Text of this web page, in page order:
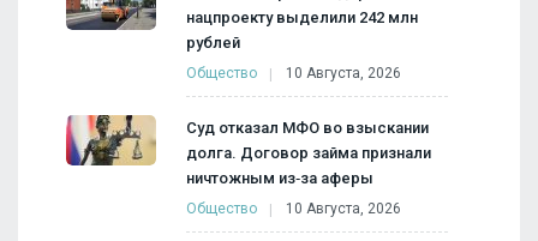
нацпроекту выделили 242 млн
рублей
Общество 10 Августа, 2026
Суд отказал МФО во взыскании
долга. Договор займа признали
ничтожным из‑за аферы
Общество 10 Августа, 2026